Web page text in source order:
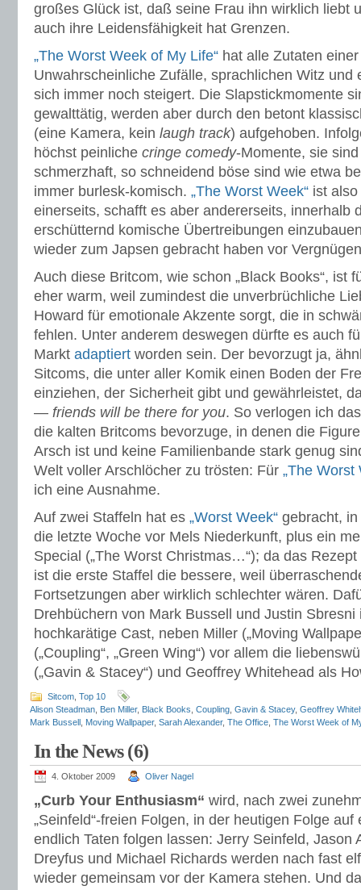
großes Glück ist, daß seine Frau ihn wirklich liebt
auch ihre Leidensfähigkeit hat Grenzen.
„The Worst Week of My Life“ hat alle Zutaten
Unwahrscheinliche Zufälle, sprachlichen Witz und
sich immer noch steigert. Die Slapstickmomente
gewalttätig, werden aber durch den betont
(eine Kamera, kein laugh track) aufgehoben.
höchst peinliche cringe comedy-Momente, sie
schmerzhaft, so schneidend böse sind wie etwa
immer burlesk-komisch. „The Worst Week“ ist
einerseits, schafft es aber andererseits, innerhalb
erschütternd komische Übertreibungen
wieder zum Japsen gebracht haben vor
Auch diese Britcom, wie schon „Black Books“, ist
eher warm, weil zumindest die unverbrüchliche
Howard für emotionale Akzente sorgt, die in
fehlen. Unter anderem deswegen dürfte es auch
Markt adaptiert worden sein. Der bevorzugt ja,
Sitcoms, die unter aller Komik einen Boden der
einziehen, der Sicherheit gibt und gewährleistet,
— friends will be there for you. So verlogen ich
die kalten Britcoms bevorzuge, in denen die
Arsch ist und keine Familienbande stark genug
Welt voller Arschlöcher zu trösten: Für „The Worst
ich eine Ausnahme.
Auf zwei Staffeln hat es „Worst Week“ gebracht,
die letzte Woche vor Mels Niederkunft, plus ein
Special („The Worst Christmas…“); da das
ist die erste Staffel die bessere, weil
Fortsetzungen aber wirklich schlechter wären.
Drehbüchern von Mark Bussell und Justin Sbresni
hochkarätige Cast, neben Miller („Moving
(„Coupling“, „Green Wing“) vor allem die
(„Gavin & Stacey“) und Geoffrey Whitehead als
Sitcom Top 10
Alison Steadman Ben Miller, Black Books Coupling Gavin & Stacey, Geoffrey
Mark Bussell Moving Wallpaper, Sarah Alexander, The Office The Worst Week of
In the News (6)
4. Oktober 2009 Oliver Nagel
„Curb Your Enthusiasm“ wird, nach zwei
„Seinfeld“-freien Folgen, in der heutigen Folge
endlich Taten folgen lassen: Jerry Seinfeld, Jason
Dreyfus und Michael Richards werden nach fast
wieder gemeinsam vor der Kamera stehen. Und